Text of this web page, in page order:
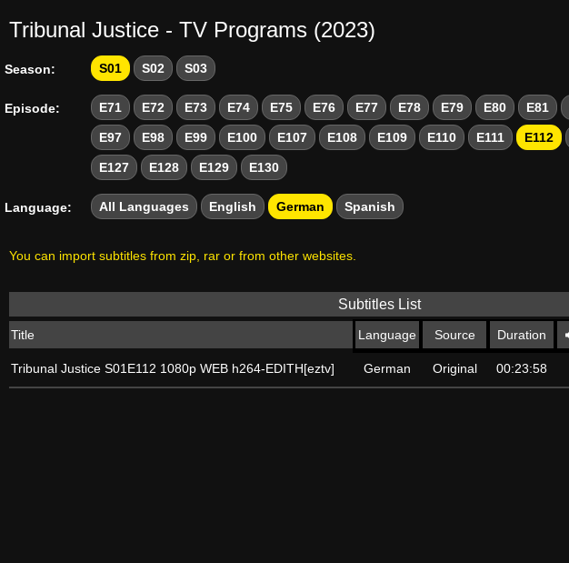
Tribunal Justice - TV Programs (2023)
Season: S01 S02 S03
Episode: E71 E72 E73 E74 E75 E76 E77 E78 E79 E80 E81
E97 E98 E99 E100 E107 E108 E109 E110 E111 E112
E127 E128 E129 E130
Language: All Languages English German Spanish
You can import subtitles from zip, rar or from other websites.
Subtitles List
Title Language Source Duration
Tribunal Justice S01E112 1080p WEB h264-EDITH[eztv] German Original 00:23:58